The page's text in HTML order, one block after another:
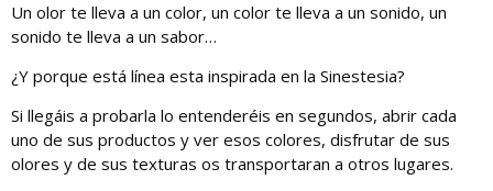
Un olor te lleva a un color, un color te lleva a un sonido, un
sonido te lleva a un sabor…
¿Y porque está línea esta inspirada en la Sinestesia?
Si llegáis a probarla lo entenderéis en segundos, abrir cada
uno de sus productos y ver esos colores, disfrutar de sus
olores y de sus texturas os transportaran a otros lugares.